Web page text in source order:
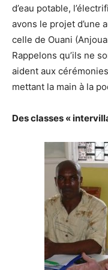
d’eau potable,
avons le projet d’une
celle de Ouani
Rappelons qu’ils ne
aident aux
mettant la main à la
Des classes «